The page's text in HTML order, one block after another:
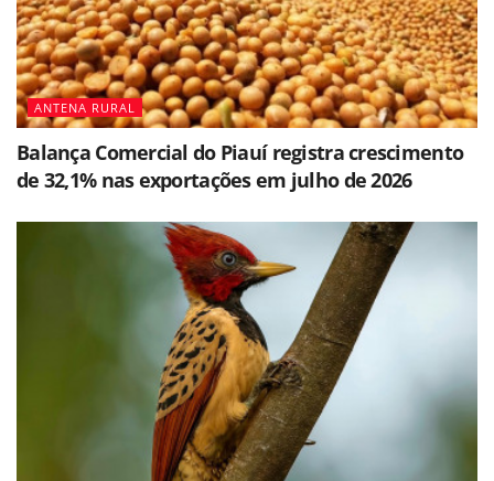
ANTENA RURAL
Balança Comercial do Piauí registra crescimento
de 32,1% nas exportações em julho de 2026